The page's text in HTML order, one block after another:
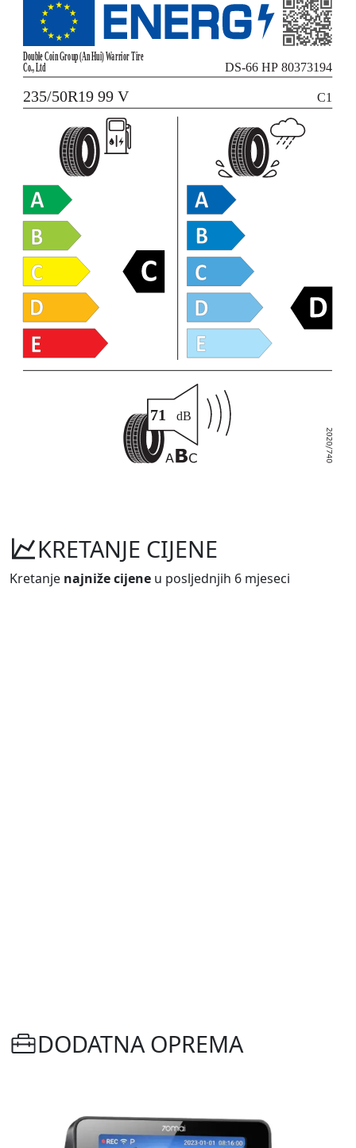
KRETANJE CIJENE
Kretanje najniže cijene u posljednjih 6 mjeseci
DODATNA OPREMA